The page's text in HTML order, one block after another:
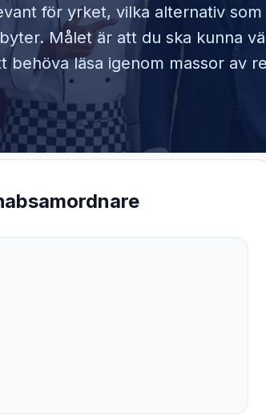
för yrket, vilka alternativ
Målet är att du ska kunna
behöva läsa igenom massor av